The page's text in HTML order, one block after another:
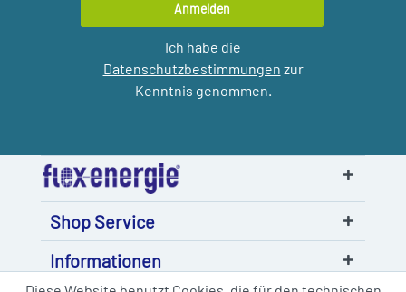
Anmelden
Ich habe die
Datenschutzbestimmungen zur
Kenntnis genommen.
Shop Service
Informationen